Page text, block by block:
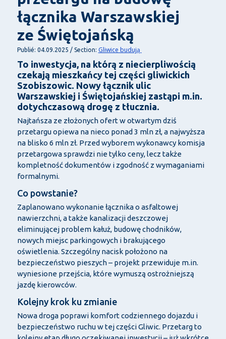
łącznika Warszawskiej
ze Świętojańską
Publié: 04.09.2025 / Section: Gliwice budują
To inwestycja, na którą z niecierpliwością
czekają mieszkańcy tej części gliwickich
Szobiszowic. Nowy łącznik ulic
Warszawskiej i Świętojańskiej zastąpi m.in.
dotychczasową drogę z tłucznia.
Najtańsza ze złożonych ofert w otwartym dziś
przetargu opiewa na nieco ponad 3 mln zł, a najwyższa
na blisko 6 mln zł. Przed wyborem wykonawcy komisja
przetargowa sprawdzi nie tylko ceny, lecz także
kompletność dokumentów i zgodność z wymaganiami
formalnymi.
Co powstanie?
Zaplanowano wykonanie łącznika o asfaltowej
nawierzchni, a także kanalizacji deszczowej
eliminującej problem kałuż, budowę chodników,
nowych miejsc parkingowych i brakującego
oświetlenia. Szczególny nacisk położono na
bezpieczeństwo pieszych – projekt przewiduje m.in.
wyniesione przejścia, które wymuszą ostrożniejszą
jazdę kierowców.
Kolejny krok ku zmianie
Nowa droga poprawi komfort codziennego dojazdu i
bezpieczeństwo ruchu w tej części Gliwic. Przetarg to